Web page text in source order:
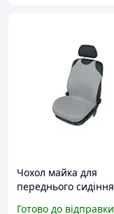
Чохол майка для
переднього сидіння
Готово до відправки